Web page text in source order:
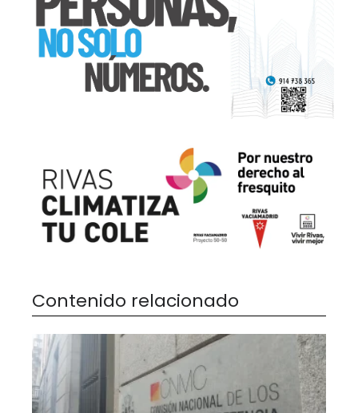
Contenido relacionado